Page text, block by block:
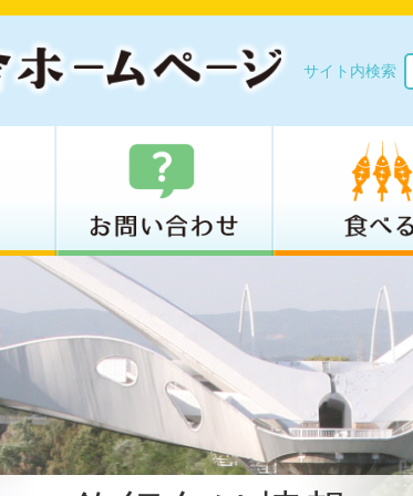
サイト内検索